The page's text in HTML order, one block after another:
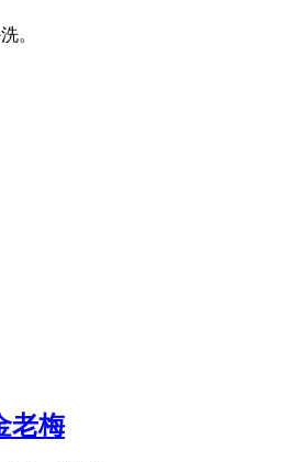
。
老梅